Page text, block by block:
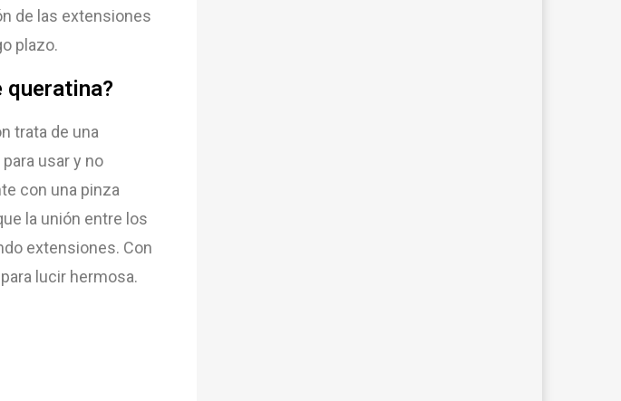
de las extensiones
plazo.
queratina?
trata de una
usar y no
e con una pinza
la unión entre los
extensiones. Con
para lucir hermosa.